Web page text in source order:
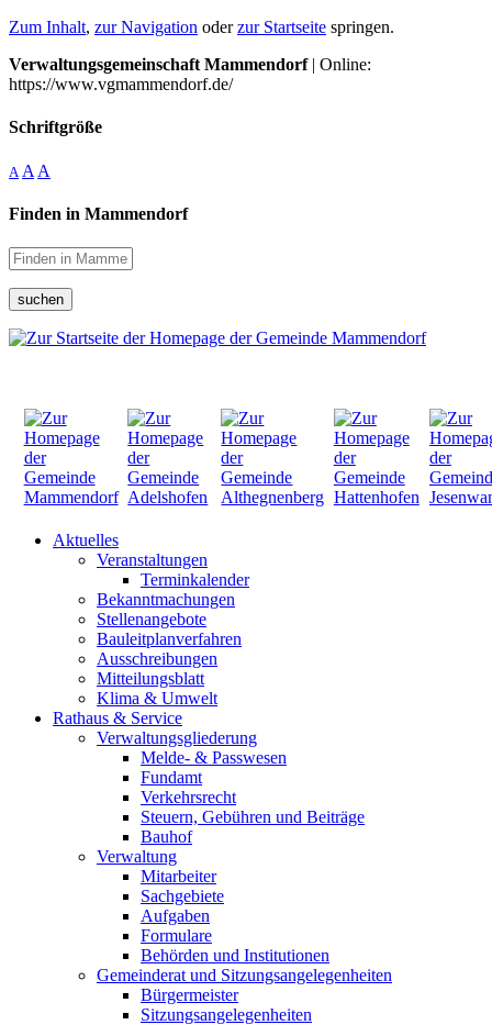
Zum Inhalt, zur Navigation oderzur Startseite springen.
Verwaltungsgemeinschaft Mammendorf| Online:
https://www.vgmammendorf.de/
Schriftgröße
A A A
Finden in Mammendorf
suchen
Aktuelles
Veranstaltungen
Terminkalender
Bekanntmachungen
Stellenangebote
Bauleitplanverfahren
Ausschreibungen
Mitteilungsblatt
Klima & Umwelt
Rathaus & Service
Verwaltungsgliederung
Melde- & Passwesen
Fundamt
Verkehrsrecht
Steuern, Gebühren und Beiträge
Bauhof
Verwaltung
Mitarbeiter
Sachgebiete
Aufgaben
Formulare
Behörden und Institutionen
Gemeinderat und Sitzungsangelegenheiten
Bürgermeister
Sitzungsangelegenheiten